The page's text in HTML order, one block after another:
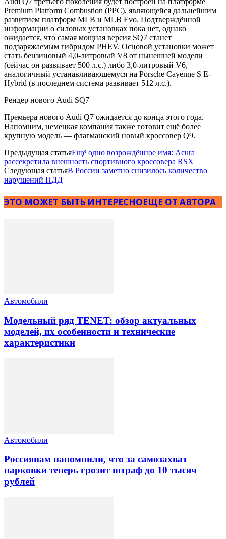
Premium Platform Combustion (PPC), являющейся дальнейшим
развитием платформ MLB и MLB Evo. Подтверждённой
информации о силовых установках пока нет, однако
ожидается, что самая мощная версия SQ7 станет
подзаряжаемым гибридом PHEV. Основой установки может
стать бензиновый 4,0-литровый V8 от нынешней модели
(сейчас он развивает 500 л.с.) либо 3,0-литровый V6,
аналогичный устанавливающемуся на Porsche Cayenne S E-
Hybrid (в последнем система развивает 512 л.с.).
Рендер нового Audi SQ7
Премьера нового Audi Q7 ожидается до конца этого года.
Напомним, немецкая компания также готовит ещё более
крупную модель — флагманский новый кроссовер Q9.
Предыдущая статьяЕщё одно возрождённое имя: Acura
рассекретила внешность спортивного кроссовера RSX
Следующая статьяВ России заметно снизилось количество
нарушений ПДД
ЭТО МОЖЕТ БЫТЬ ИНТЕРЕСНОЕЩЕ ОТ АВТОРА
Автомобили
Модельный ряд TENET: обзор актуальных
моделей, их особенности и технические
характеристики
Автомобили
Россиянам напомнили, что за самозахват
парковки теперь грозит штраф до 10 тысяч
рублей